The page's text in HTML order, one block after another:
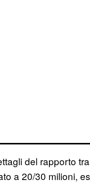
del rapporto
a 20/30 milioni,